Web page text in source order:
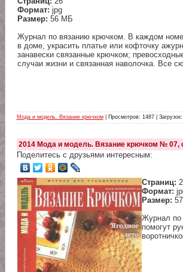
Формат: jpg
Размер: 56 МБ
Журнал по вязанию крючком. В каждом
в доме, украсить платье или кофточку
занавески связанные крючком;
случаи жизни и связанная наволочка. Все
Мода и модель. Вязание крючком| Просмотров: 1487 |
2014 Мода и модель. Вязание крючком № 07,
Поделитесь с друзьями интересным:
Страниц:
Формат:
Размер:
Журнал по
помогут